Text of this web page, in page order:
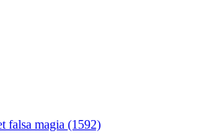
falsa magia (1592)